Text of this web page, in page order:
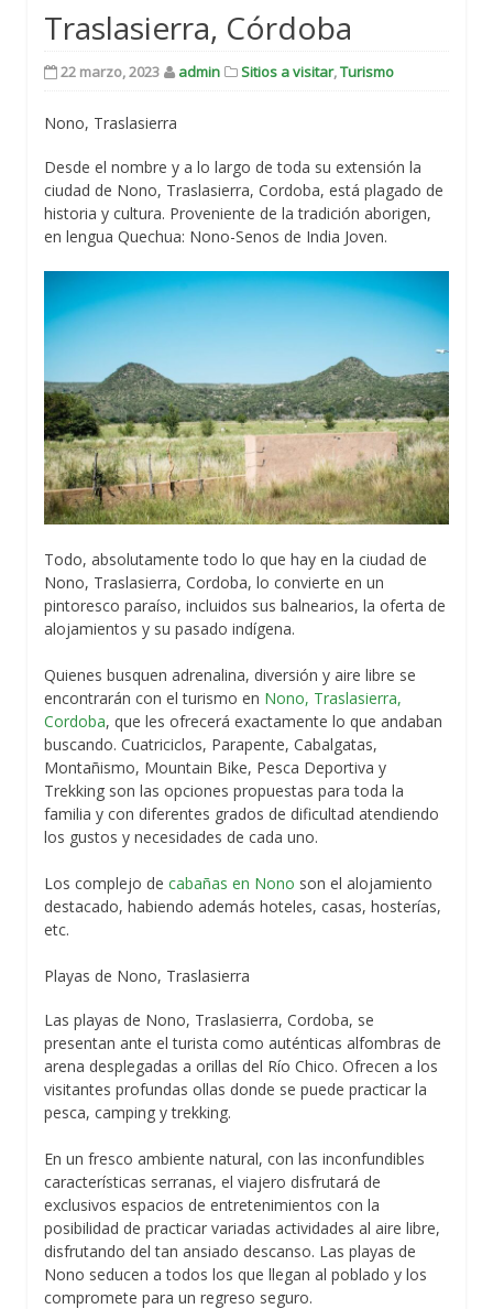
Traslasierra, Córdoba
22 marzo, 2023 admin Sitios a visitar,Turismo
Nono, Traslasierra
Desde el nombre y a lo largo de toda su extensión la
ciudad de Nono, Traslasierra, Cordoba, está plagado de
historia y cultura. Proveniente de la tradición aborigen,
en lengua Quechua: Nono-Senos de India Joven.
Todo, absolutamente todo lo que hay en la ciudad de
Nono, Traslasierra, Cordoba, lo convierte en un
pintoresco paraíso, incluidos sus balnearios, la oferta de
alojamientos y su pasado indígena.
Quienes busquen adrenalina, diversión y aire libre se
encontrarán con el turismo en Nono, Traslasierra,
Cordoba, que les ofrecerá exactamente lo que andaban
buscando. Cuatriciclos, Parapente, Cabalgatas,
Montañismo, Mountain Bike, Pesca Deportiva y
Trekking son las opciones propuestas para toda la
familia y con diferentes grados de dificultad atendiendo
los gustos y necesidades de cada uno.
Los complejo de cabañas en Nono son el alojamiento
destacado, habiendo además hoteles, casas, hosterías,
etc.
Playas de Nono, Traslasierra
Las playas de Nono, Traslasierra, Cordoba, se
presentan ante el turista como auténticas alfombras de
arena desplegadas a orillas del Río Chico. Ofrecen a los
visitantes profundas ollas donde se puede practicar la
pesca, camping y trekking.
En un fresco ambiente natural, con las inconfundibles
características serranas, el viajero disfrutará de
exclusivos espacios de entretenimientos con la
posibilidad de practicar variadas actividades al aire libre,
disfrutando del tan ansiado descanso. Las playas de
Nono seducen a todos los que llegan al poblado y los
compromete para un regreso seguro.